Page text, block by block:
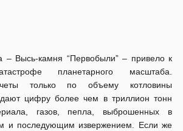
– Высь-камня “Первобыли” – привело к
планетарного масштаба.
только по объему котловины
цифру более чем в триллион тонн
газов, пепла, выброшенных в
и последующим извержением. Если же